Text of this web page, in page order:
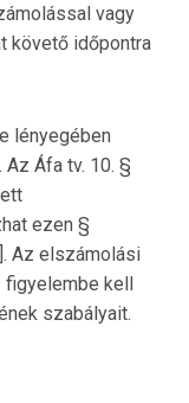
vagy
követő időpontra
lényegében
Az Áfa tv. 10. §
ezen §
Az elszámolási
figyelembe kell
szabályait.